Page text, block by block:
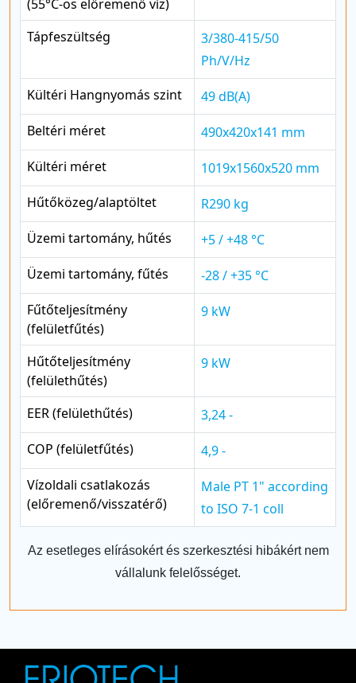
(55°C-os előremenő víz)
Tápfeszültség
3/380-415/50
Ph/V/Hz
Kültéri Hangnyomás szint
49 dB(A)
Beltéri méret
490x420x141 mm
Kültéri méret
1019x1560x520 mm
Hűtőközeg/alaptöltet
R290 kg
Üzemi tartomány, hűtés
+5 / +48 °C
Üzemi tartomány, fűtés
-28 / +35 °C
Fűtőteljesítmény
(felületfűtés)
9 kW
Hűtőteljesítmény
(felülethűtés)
9 kW
EER (felülethűtés)
3,24 -
COP (felületfűtés)
4,9 -
Vízoldali csatlakozás
(előremenő/visszatérő)
Male PT 1" according
to ISO 7-1 coll
Az esetleges elírásokért és szerkesztési hibákért nem
vállalunk felelősséget.